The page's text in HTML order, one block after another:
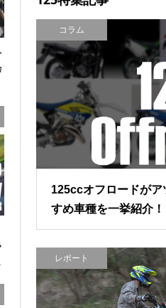
コラム
125ccオフロードがア
すめ車種を一挙紹介！
レポート